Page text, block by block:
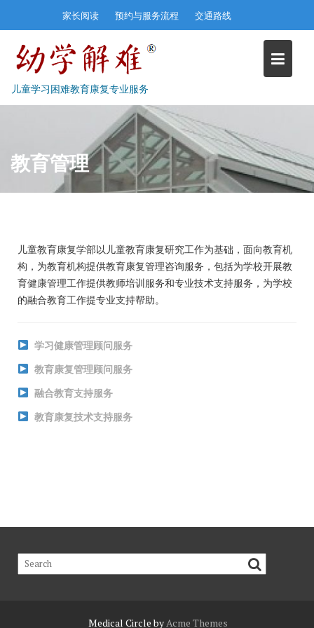
家长阅读 预约与服务流程 交通路线
儿童学习困难教育康复专业服务
教育管理
儿童教育康复学部以儿童教育康复研究工作为基础，面向教育机
构，为教育机构提供教育康复管理咨询服务，包括为学校开展教
育健康管理工作提供教师培训服务和专业技术支持服务，为学校
的融合教育工作提专业支持帮助。
学习健康管理顾问服务
教育康复管理顾问服务
融合教育支持服务
教育康复技术支持服务
Medical Circle byAcme Themes